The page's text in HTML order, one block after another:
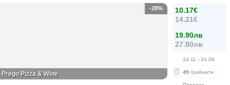
10.17€
14.21€
19.90лв
27.80лв
14.11 - 31.08
49 грабнати
-28%
Prego Pizza & Wine